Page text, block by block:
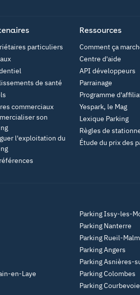
particuliers
de santé
commerciaux
son
l'exploitation du
Ressources
Comment ça
Centre d'aide
API développeurs
Parrainage
Programme
Yespark, le Mag
Lexique Parking
Règles de
Étude du prix des
en-Laye
Parking Issy-les-
Parking Nanterre
Parking Rueil-
Parking Angers
Parking Asnières-
Parking Colombes
Parking Courbevoie